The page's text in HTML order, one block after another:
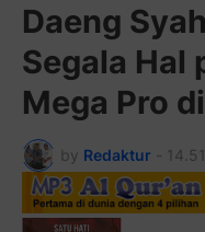
Daeng
Segala Hal
Mega Pro
by Redaktur - 14.51